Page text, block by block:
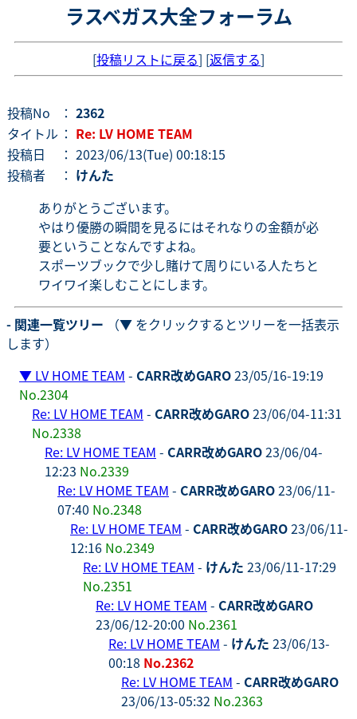
ラスベガス大全フォーラム
[投稿リストに戻る] [返信する]
投稿No ： 2362
タイトル ： Re: LV HOME TEAM
投稿日
： 2023/06/13(Tue) 00:18:15
投稿者
： けんた
ありがとうございます。
やはり優勝の瞬間を見るにはそれなりの金額が必
要ということなんですよね。
スポーツブックで少し賭けて周りにいる人たちと
ワイワイ楽しむことにします。
- 関連一覧ツリー （▼ をクリックするとツリーを一括表示
します）
▼ LV HOME TEAM - CARR改めGARO23/05/16-19:19
No.2304
Re: LV HOME TEAM - CARR改めGARO23/06/04-11:31
No.2338
Re: LV HOME TEAM - CARR改めGARO23/06/04-
12:23 No.2339
Re: LV HOME TEAM - CARR改めGARO23/06/11-
07:40 No.2348
Re: LV HOME TEAM - CARR改めGARO23/06/11-
12:16 No.2349
Re: LV HOME TEAM - けんた 23/06/11-17:29
No.2351
Re: LV HOME TEAM - CARR改めGARO
23/06/12-20:00 No.2361
Re: LV HOME TEAM - けんた 23/06/13-
00:18 No.2362
Re: LV HOME TEAM - CARR改めGARO
23/06/13-05:32 No.2363